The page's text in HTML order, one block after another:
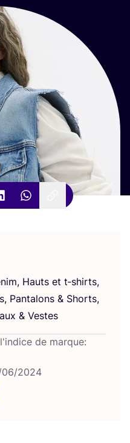
Hauts et t‑shirts,
Pan­ta­lons & Shorts,
& Vestes
de marque:
06/2024